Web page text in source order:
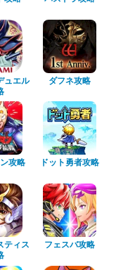
ュエル
ダフネ攻略
攻略 ドット勇者攻略
ティス
フェスバ攻略